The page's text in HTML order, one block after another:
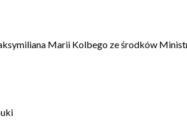
Marii Kolbego ze środków